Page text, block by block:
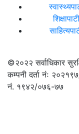
शिक्षापाटी
©२०२२सर्वाधिकार
कम्पनी दर्ता नंः
नं. १९४२/०७६-७७